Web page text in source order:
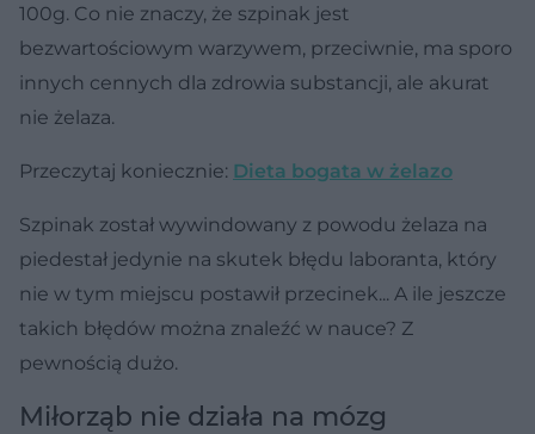
100g. Co nie znaczy, że szpinak jest
bezwartościowym warzywem, przeciwnie, ma sporo
innych cennych dla zdrowia substancji, ale akurat
nie żelaza.
Przeczytaj koniecznie: Dieta bogata w żelazo
Szpinak został wywindowany z powodu żelaza na
piedestał jedynie na skutek błędu laboranta, który
nie w tym miejscu postawił przecinek... A ile jeszcze
takich błędów można znaleźć w nauce? Z
pewnością dużo.
Miłorząb nie działa na mózg